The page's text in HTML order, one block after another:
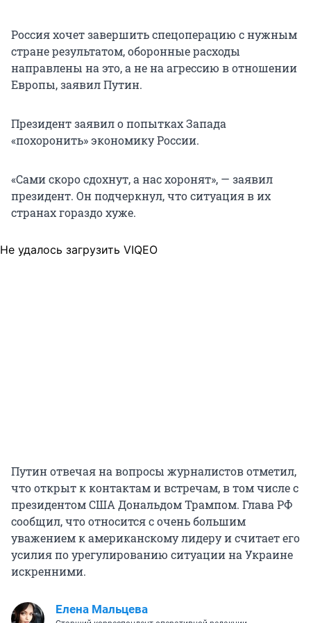
Россия хочет завершить спецоперацию с нужным
стране результатом, оборонные расходы
направлены на это, а не на агрессию в отношении
Европы, заявил Путин.
Президент заявил о попытках Запада
«похоронить» экономику России.
«Сами скоро сдохнут, а нас хоронят», — заявил
президент. Он подчеркнул, что ситуация в их
странах гораздо хуже.
Не удалось загрузить VIQEO
Путин отвечая на вопросы журналистов отметил,
что открыт к контактам и встречам, в том числе с
президентом США Дональдом Трампом. Глава РФ
сообщил, что относится с очень большим
уважением к американскому лидеру и считает его
усилия по урегулированию ситуации на Украине
искренними.
Елена Мальцева